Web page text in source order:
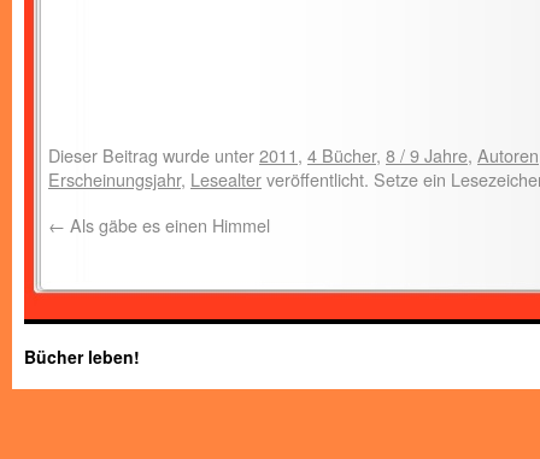
Dieser Beitrag wurde unter2011, 4 Bücher, 8 / 9 Jahre, Autoren
Erscheinungsjahr, Lesealterveröffentlicht. Setze ein
← Als gäbe es einen Himmel
Bücher leben!